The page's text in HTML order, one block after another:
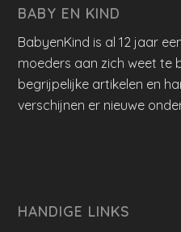
BABY EN KIND
BabyenKind is al 12 jaar
moeders aan zich weet te
begrijpelijke artikelen en
verschijnen er nieuwe
HANDIGE LINKS